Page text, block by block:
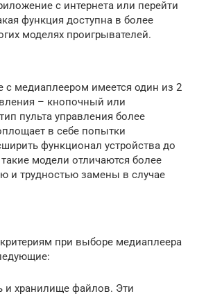
с интернета или перейти
функция доступна в более
моделях проигрывателей.
с медиаплеером имеется один из 2
– кнопочный или
пульта управления более
в себе попытки
функционал устройства до
модели отличаются более
и трудностью замены в случае
при выборе медиаплеера
и хранилище файлов. Эти